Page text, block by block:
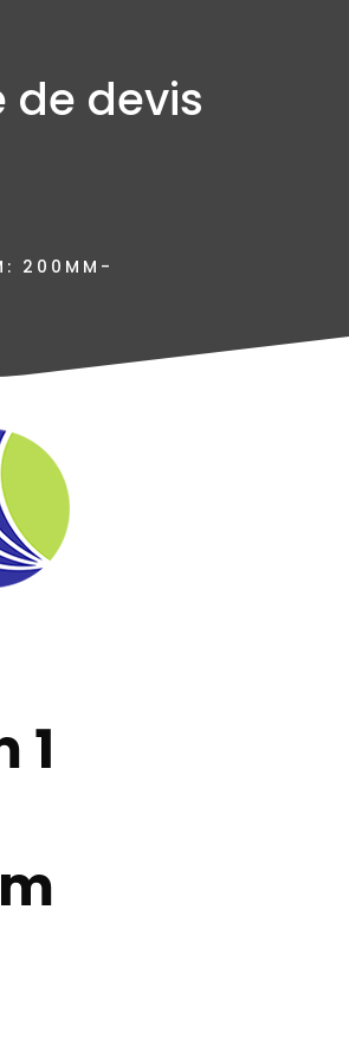
de devis
200MM-
1